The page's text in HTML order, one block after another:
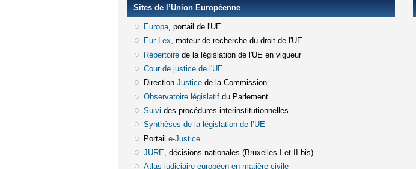
Sites de l’Union Européenne
Europa(le lien est externe)
, portail de l'UE
Eur-Lex(le lien est externe)
, moteur de recherche du droit de l'UE
Répertoire(le lien est externe)
de la législation de l'UE en vigueur
Cour de justice de l'UE
Direction Justice(le lien est externe)
de la Commission
Observatoire législatif(le lien est externe)
du Parlement
Suivi (le lien est externe)
des procédures interinstitutionnelles
Synthèses de la législation de l’UE(le lien est externe)
Portail e-Justice(le lien est externe)
JURE(le lien est externe)
, décisions nationales (Bruxelles I et II bis)
Atlas judiciaire européen en matière civile(le lien est externe)